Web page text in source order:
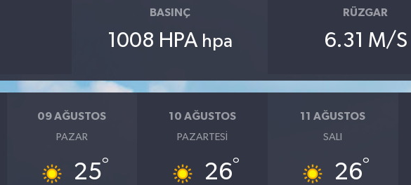
BASINÇ
1008 HPA hpa
RÜZGAR
6.31 M/S
09 AĞUSTOS
PAZAR
25°
10 AĞUSTOS
PAZARTESI
26°
11 AĞUSTOS
SALI
26°